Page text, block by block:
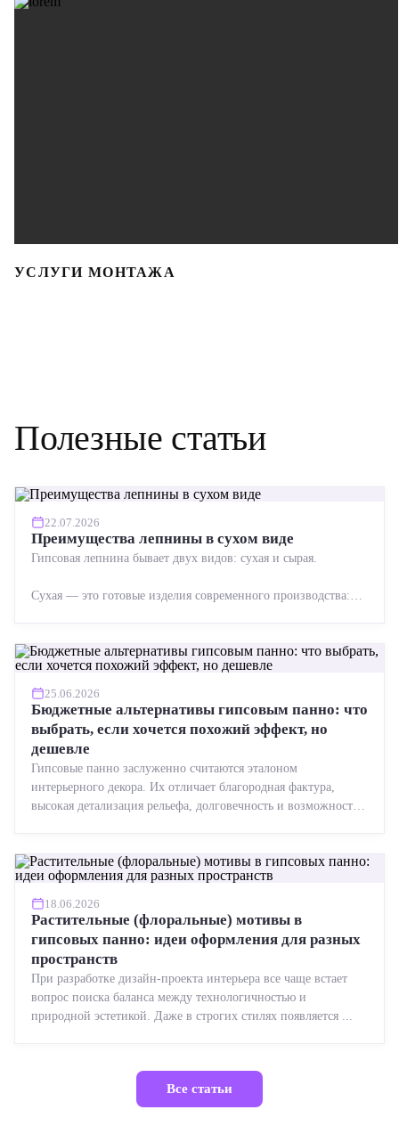
УСЛУГИ МОНТАЖА
Полезные статьи
22.07.2026
Преимущества лепнины в сухом виде
Гипсовая лепнина бывает двух видов: сухая и сырая.
Сухая — это готовые изделия современного производства:
25.06.2026
Бюджетные альтернативы гипсовым панно: что
выбрать, если хочется похожий эффект, но
дешевле
Гипсовые панно заслуженно считаются эталоном
интерьерного декора. Их отличает благородная фактура,
высокая детализация рельефа, долговечность и возможность
18.06.2026
Растительные (флоральные) мотивы в
гипсовых панно: идеи оформления для разных
пространств
При разработке дизайн-проекта интерьера все чаще встает
вопрос поиска баланса между технологичностью и
природной эстетикой. Даже в строгих стилях появляется ...
Все статьи